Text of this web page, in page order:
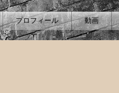
プロフィール 動画